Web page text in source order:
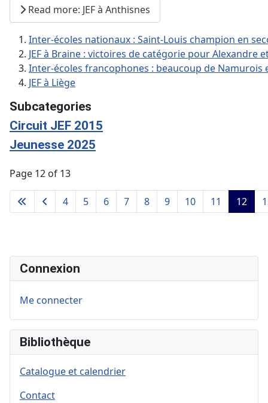
Read more: JEF à Anthisnes
Inter-écoles nationaux : Saint-Louis champion en
JEF à Braine : victoires de catégorie pour Alexandre
Inter-écoles francophones : beaucoup de Namurois
JEF à Liège
Subcategories
Circuit JEF 2015
Jeunesse 2025
Page 12 of 13
4 5 6 7 8 9 10 11 12
Connexion
Me connecter
Bibliothèque
Catalogue et calendrier
Contact